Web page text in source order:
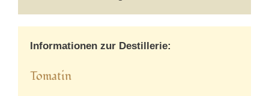
Informationen zur Destillerie:
Tomatin